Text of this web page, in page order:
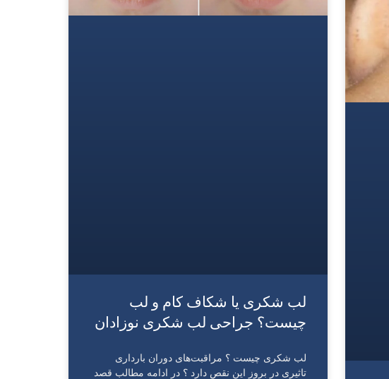
لب شکری یا شکاف کام و لب
چیست؟ جراحی لب شکری نوزادان
لب شکری چیست ؟ مراقبت‌های دوران بارداری
تاثیری در بروز این نقص دارد ؟ در ادامه مطالب قصد